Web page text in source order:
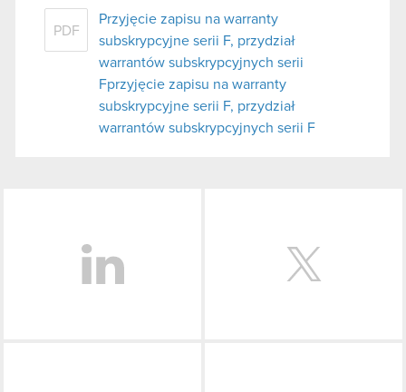
PDF
Przyjęcie zapisu na warranty
subskrypcyjne serii F, przydział
warrantów subskrypcyjnych serii
Fprzyjęcie zapisu na warranty
subskrypcyjne serii F, przydział
warrantów subskrypcyjnych serii F